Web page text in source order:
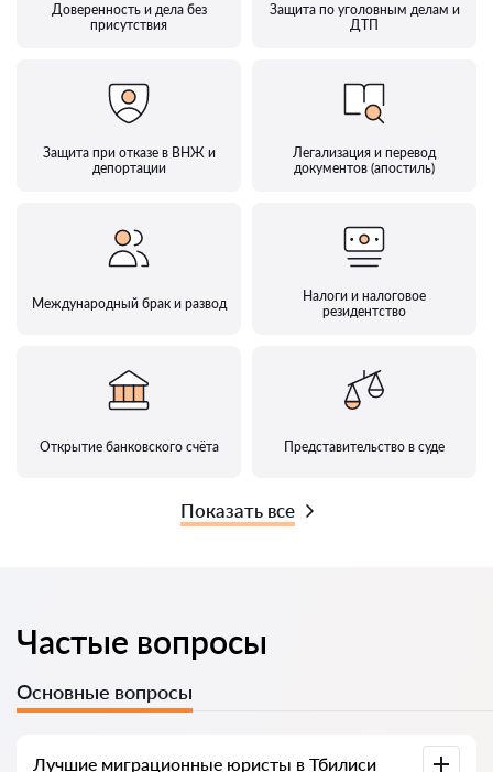
Доверенность и дела без
присутствия
Защита по уголовным делам и
ДТП
Защита при отказе в ВНЖ и
депортации
Легализация и перевод
документов (апостиль)
Международный брак и развод
Налоги и налоговое
резидентство
Открытие банковского счёта Представительство в суде
Показать все
Частые вопросы
Основные вопросы
Лучшие миграционные юристы в Тбилиси